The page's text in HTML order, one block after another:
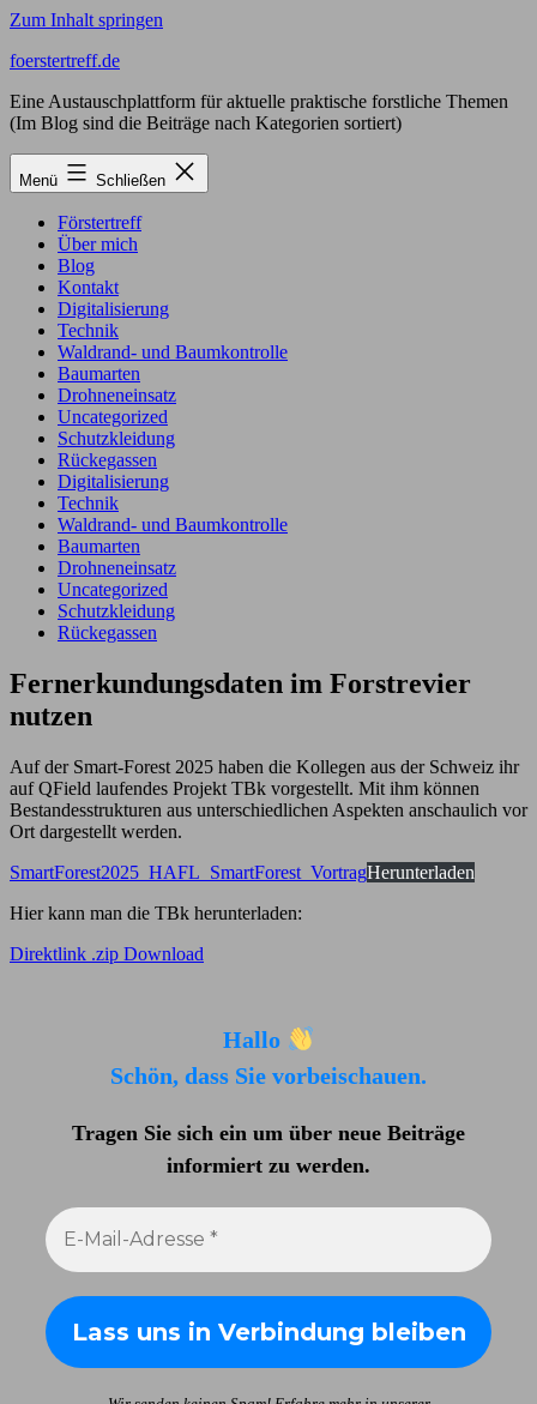
Zum Inhalt springen
foerstertreff.de
Eine Austauschplattform für aktuelle praktische forstliche Themen
(Im Blog sind die Beiträge nach Kategorien sortiert)
Menü Schließen
Förstertreff
Über mich
Blog
Kontakt
Digitalisierung
Technik
Waldrand- und Baumkontrolle
Baumarten
Drohneneinsatz
Uncategorized
Schutzkleidung
Rückegassen
Digitalisierung
Technik
Waldrand- und Baumkontrolle
Baumarten
Drohneneinsatz
Uncategorized
Schutzkleidung
Rückegassen
Fernerkundungsdaten im Forstrevier
nutzen
Auf der Smart-Forest 2025 haben die Kollegen aus der Schweiz ihr
auf QField laufendes Projekt TBk vorgestellt. Mit ihm können
Bestandesstrukturen aus unterschiedlichen Aspekten anschaulich vor
Ort dargestellt werden.
SmartForest2025_HAFL_SmartForest_VortragHerunterladen
Hier kann man die TBk herunterladen:
Direktlink .zip Download
Hallo
Schön, dass Sie vorbeischauen.
Tragen Sie sich ein um über neue Beiträge
informiert zu werden.